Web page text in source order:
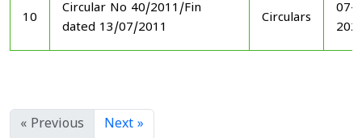
10
Circular No 40/2011/Fin
dated 13/07/2011
Circulars
07-
« Previous Next »